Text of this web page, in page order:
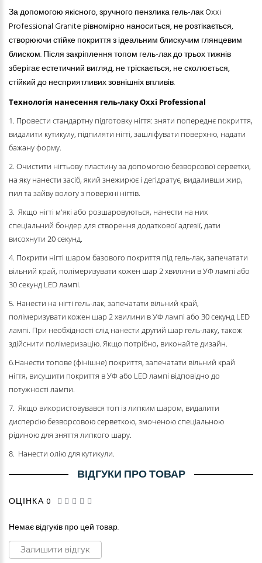
За допомогою якісного, зручного пензлика гель-лак Oxxi
Professional Granite рівномірно наноситься, не розтікається,
створюючи стійке покриття з ідеальним блискучим глянцевим
блиском. Після закріплення топом гель-лак до трьох тижнів
зберігає естетичний вигляд, не тріскається, не сколюється,
стійкий до несприятливих зовнішніх впливів.
Технологія нанесення гель-лаку Oxxi Professional
1. Провести стандартну підготовку нігтя: зняти попереднє покриття,
видалити кутикулу, підпиляти нігті, зашліфувати поверхню, надати
бажану форму.
2. Очистити нігтьову пластину за допомогою безворсової серветки,
на яку нанести засіб, який знежирює і дегідратує, видаливши жир,
пил та зайву вологу з поверхні нігтів.
3. Якщо нігті м'які або розшаровуються, нанести на них
спеціальний бондер для створення додаткової адгезії, дати
висохнути 20 секунд.
4. Покрити нігті шаром базового покриття під гель-лак, запечатати
вільний край, полімеризувати кожен шар 2 хвилини в УФ лампі або
30 секунд LED лампі.
5. Нанести на нігті гель-лак, запечатати вільний край,
полімеризувати кожен шар 2 хвилини в УФ лампі або 30 секунд LED
лампі. При необхідності слід нанести другий шар гель-лаку, також
здійснити полімеризацію. Якщо потрібно, виконайте дизайн.
6.Нанести топове (фінішне) покриття, запечатати вільний край
нігтя, висушити покриття в УФ або LED лампі відповідно до
потужності лампи.
7. Якщо використовувався топ із липким шаром, видалити
дисперсію безворсовою серветкою, змоченою спеціальною
рідиною для зняття липкого шару.
8. Нанести олію для кутикули.
ВІДГУКИ ПРО ТОВАР
ОЦІНКА 0
Немає відгуків про цей товар.
Залишити відгук